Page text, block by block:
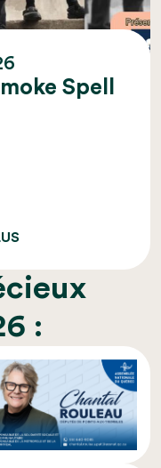
Spell
: